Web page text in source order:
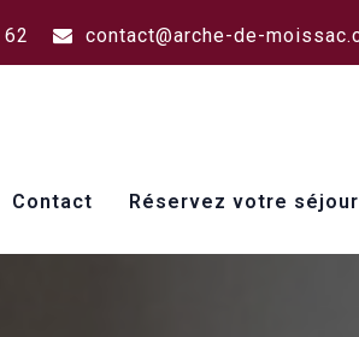
contact@arche-de-
Contact Réservez votre séjour